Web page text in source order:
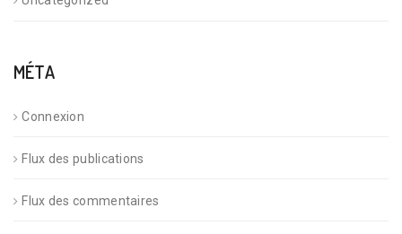
MÉTA
Connexion
Flux des publications
Flux des commentaires